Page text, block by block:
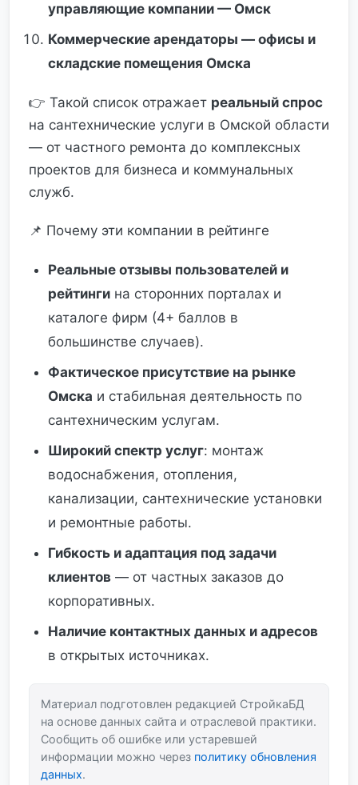
управляющие компании — Омск
Коммерческие арендаторы — офисы и
складские помещения Омска
👉 Такой список отражает реальный спрос
на сантехнические услуги в Омской области
— от частного ремонта до комплексных
проектов для бизнеса и коммунальных
служб.
📌 Почему эти компании в рейтинге
Реальные отзывы пользователей и
рейтинги на сторонних порталах и
каталоге фирм (4+ баллов в
большинстве случаев).
Фактическое присутствие на рынке
Омска и стабильная деятельность по
сантехническим услугам.
Широкий спектр услуг: монтаж
водоснабжения, отопления,
канализации, сантехнические установки
и ремонтные работы.
Гибкость и адаптация под задачи
клиентов — от частных заказов до
корпоративных.
Наличие контактных данных и адресов
в открытых источниках.
Материал подготовлен редакцией СтройкаБД
на основе данных сайта и отраслевой практики.
Сообщить об ошибке или устаревшей
информации можно через политику обновления
данных.